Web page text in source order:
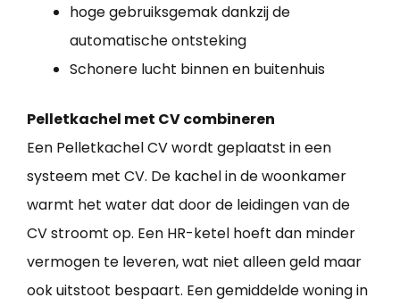
hoge gebruiksgemak dankzij de
automatische ontsteking
Schonere lucht binnen en buitenhuis
Pelletkachel met CV combineren
Een Pelletkachel CV wordt geplaatst in een
systeem met CV. De kachel in de woonkamer
warmt het water dat door de leidingen van de
CV stroomt op. Een HR-ketel hoeft dan minder
vermogen te leveren, wat niet alleen geld maar
ook uitstoot bespaart. Een gemiddelde woning in